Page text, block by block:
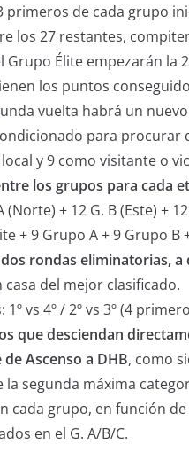
primeros de cada grupo
los 27 restantes,
Grupo Élite empezarán la
los puntos
vuelta habrá un
para procurar
y 9 como visitante o
los grupos para cada
(Norte) + 12 G. B (Este) +
+ 9 Grupo A + 9 Grupo B
rondas eliminatorias,
casa del mejor clasificado.
vs 4º / 2º vs 3º (4
que desciendan
Ascenso a DHB, como
segunda máxima
cada grupo, en función
en el G. A/B/C.